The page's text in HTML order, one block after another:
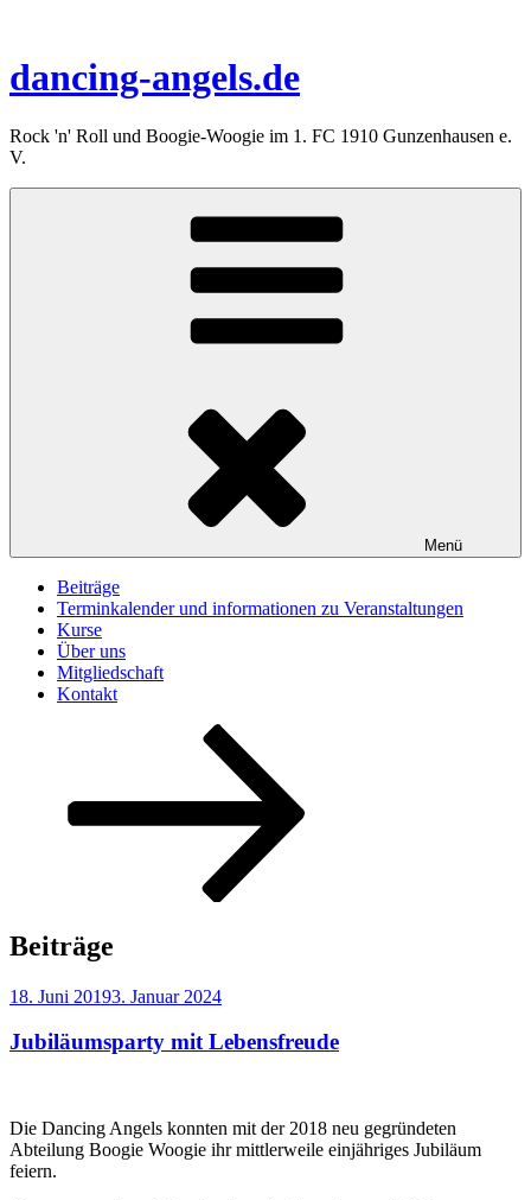
springen
dancing-angels.de
Rock 'n' Roll und Boogie-Woogie im 1. FC 1910 Gunzenhausen e.
V.
Menü
Beiträge
Terminkalender und informationen zu Veranstaltungen
Kurse
Über uns
Mitgliedschaft
Kontakt
Beiträge
Veröffentlicht
18. Juni 20193. Januar 2024
Jubiläumsparty mit Lebensfreude
Die Dancing Angels konnten mit der 2018 neu gegründeten
Abteilung Boogie Woogie ihr mittlerweile einjähriges Jubiläum
feiern.